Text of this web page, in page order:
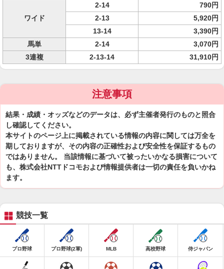
ワイド
2-14
790円
2-13
5,920円
13-14
3,390円
馬単
2-14
3,070円
3連複
2-13-14 31,910円
注意事項
結果・成績・オッズなどのデータは、必ず主催者発行のものと照合
し確認してください。
本サイトのページ上に掲載されている情報の内容に関しては万全を
期しておりますが、その内容の正確性および安全性を保証するもの
ではありません。 当該情報に基づいて被ったいかなる損害について
も、株式会社NTTドコモおよび情報提供者は一切の責任を負いかね
ます。
競技一覧
プロ野球 プロ野球(2軍) MLB 高校野球 侍ジャパン